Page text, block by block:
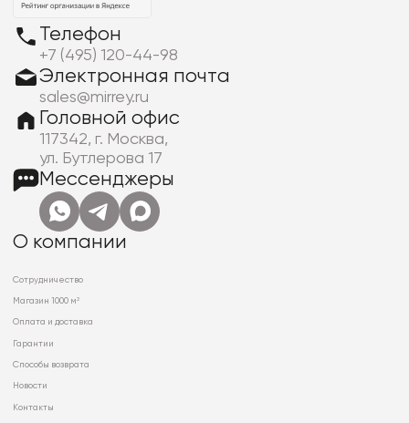
Телефон
+7 (495) 120-44-98
Электронная почта
sales@mirrey.ru
Головной офис
117342, г. Москва,
ул. Бутлерова 17
Мессенджеры
О компании
Сотрудничество
Магазин 1000 м²
Оплата и доставка
Гарантии
Способы возврата
Новости
Контакты